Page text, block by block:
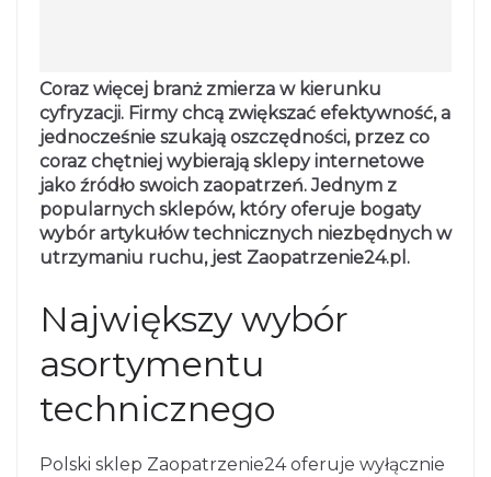
Coraz więcej branż zmierza w kierunku
cyfryzacji. Firmy chcą zwiększać efektywność, a
jednocześnie szukają oszczędności, przez co
coraz chętniej wybierają sklepy internetowe
jako źródło swoich zaopatrzeń. Jednym z
popularnych sklepów, który oferuje bogaty
wybór artykułów technicznych niezbędnych w
utrzymaniu ruchu, jest Zaopatrzenie24.pl.
Największy wybór
asortymentu
technicznego
Polski sklep Zaopatrzenie24 oferuje wyłącznie